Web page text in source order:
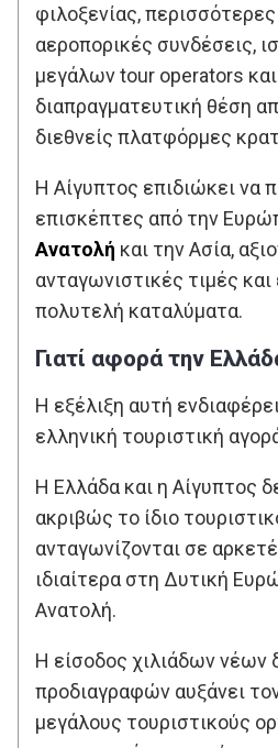
φιλοξενίας,
αεροπορικές συνδέσεις,
μεγάλων tour operators
διαπραγματευτική θέση
διεθνείς πλατφόρμες
Η Αίγυπτος επιδιώκει να
επισκέπτες από την
Ανατολή και την Ασία,
ανταγωνιστικές τιμές
πολυτελή καταλύματα.
Γιατί αφορά την
Η εξέλιξη αυτή
ελληνική τουριστική
Η Ελλάδα και η Αίγυπτος
ακριβώς το ίδιο
ανταγωνίζονται σε
ιδιαίτερα στη Δυτική
Ανατολή.
Η είσοδος χιλιάδων
προδιαγραφών αυξάνει
μεγάλους τουριστικούς